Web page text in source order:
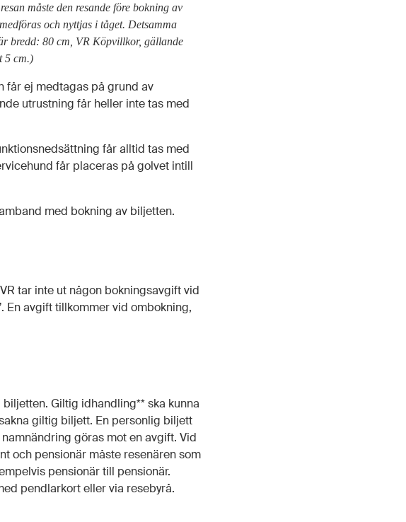
måste den resande före bokning av
och nyttjas i tåget. Detsamma
bredd: 80 cm, VR Köpvillkor, gällande
5 cm.)
får ej medtagas på grund av
utrustning får heller inte tas med
får alltid tas med
får placeras på golvet intill
med bokning av biljetten.
tar inte ut någon bokningsavgift vid
En avgift tillkommer vid ombokning,
Giltig idhandling** ska kunna
giltig biljett. En personlig biljett
göras mot en avgift. Vid
och pensionär måste resenären som
pensionär till pensionär.
pendlarkort eller via resebyrå.